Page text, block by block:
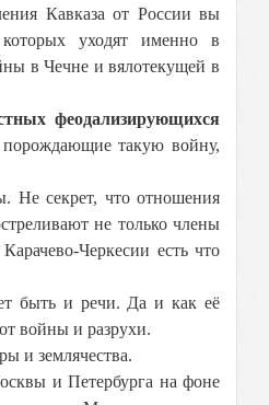
Кавказа от России вы
уходят именно в
в Чечне и вялотекущей в
феодализирующихся
порождающие такую войну,
Не секрет, что отношения
не только члены
Черкесии есть что
быть и речи. Да и как её
войны и разрухи.
и землячества.
и Петербурга на фоне